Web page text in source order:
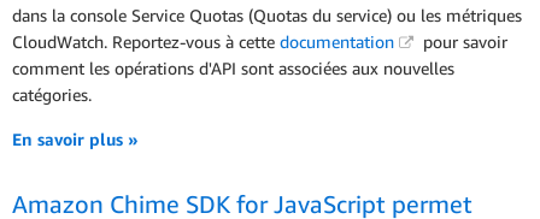
dans la console Service Quotas (Quotas du service) ou les métriques
CloudWatch. Reportez-vous à cette documentation
pour savoir
comment les opérations d'API sont associées aux nouvelles
catégories.
En savoir plus »
Amazon Chime SDK for JavaScript permet